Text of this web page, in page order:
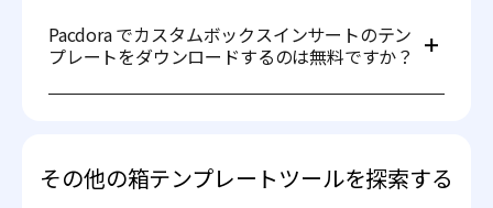
レートを見つけることができます。当社のテンプレートを
閲覧し、デザインをカスタマイズし、カスタムボックスイ
ンサートを実現するために当社の印刷サービスをご覧くだ
Pacdora でカスタムボックスインサートのテン
プレートをダウンロードするのは無料ですか？
プションオプションを確認してください。
その他の箱テンプレートツールを探索する